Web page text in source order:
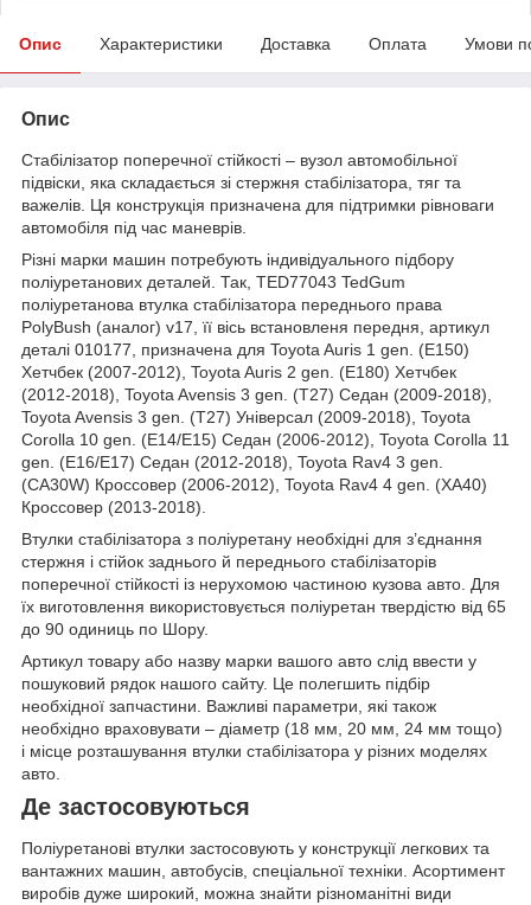
Опис Характеристики Доставка Оплата Умови
Опис
Стабілізатор поперечної стійкості – вузол автомобільної
підвіски, яка складається зі стержня стабілізатора, тяг та
важелів. Ця конструкція призначена для підтримки рівноваги
автомобіля під час маневрів.
Різні марки машин потребують індивідуального підбору
поліуретанових деталей. Так, TED77043 TedGum
поліуретанова втулка стабілізатора переднього права
PolyBush (аналог) v17, її вісь встановленя передня, артикул
деталі 010177, призначена для Toyota Auris 1 gen. (E150)
Хетчбек (2007-2012), Toyota Auris 2 gen. (E180) Хетчбек
(2012-2018), Toyota Avensis 3 gen. (T27) Седан (2009-2018),
Toyota Avensis 3 gen. (T27) Універсал (2009-2018), Toyota
Corolla 10 gen. (E14/E15) Седан (2006-2012), Toyota Corolla 11
gen. (E16/E17) Седан (2012-2018), Toyota Rav4 3 gen.
(CA30W) Кроссовер (2006-2012), Toyota Rav4 4 gen. (XA40)
Кроссовер (2013-2018).
Втулки стабілізатора з поліуретану необхідні для з’єднання
стержня і стійок заднього й переднього стабілізаторів
поперечної стійкості із нерухомою частиною кузова авто. Для
їх виготовлення використовується поліуретан твердістю від 65
до 90 одиниць по Шору.
Артикул товару або назву марки вашого авто слід ввести у
пошуковий рядок нашого сайту. Це полегшить підбір
необхідної запчастини. Важливі параметри, які також
необхідно враховувати – діаметр (18 мм, 20 мм, 24 мм тощо)
і місце розташування втулки стабілізатора у різних моделях
авто.
Де застосовуються
Поліуретанові втулки застосовують у конструкції легкових та
вантажних машин, автобусів, спеціальної техніки. Асортимент
виробів дуже широкий, можна знайти різноманітні види